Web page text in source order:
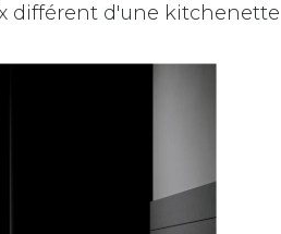
différent d'une kitchenette.